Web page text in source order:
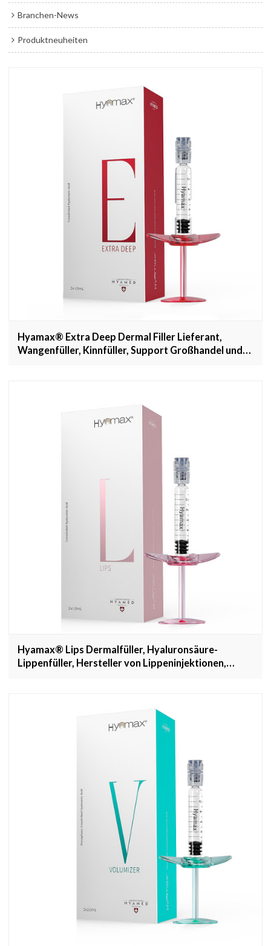
Branchen-News
Produktneuheiten
Hyamax® Extra Deep Dermal Filler Lieferant,
Wangenfüller, Kinnfüller, Support Großhandel und
Hyamax® Lips Dermalfüller, Hyaluronsäure-
Lippenfüller, Hersteller von Lippeninjektionen,